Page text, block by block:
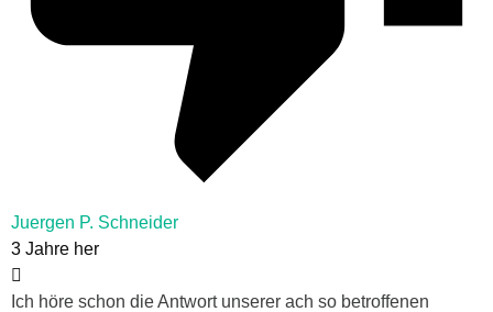
Juergen P. Schneider
3 Jahre her
Ich höre schon die Antwort unserer ach so betroffenen